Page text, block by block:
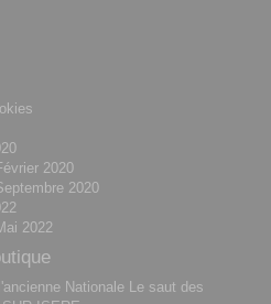
2020
2020
2022
Nationale Le saut des